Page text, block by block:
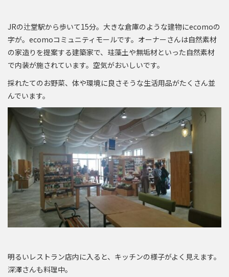
JRの辻堂駅から歩いて15分。大きな倉庫のような建物にecomoの
字が。ecomoコミュニティモールです。オーナーさんは自然素材
の家造りを提案する建築家で、珪藻土や無垢材といった自然素材
で内装が施されています。空気がおいしいです。
採れたてのお野菜、体や環境に良さそうな生活用品がたくさん並
んでいます。
明るいレストラン店内に入ると、キッチンの様子がよく見えます。
深澤さんも料理中。